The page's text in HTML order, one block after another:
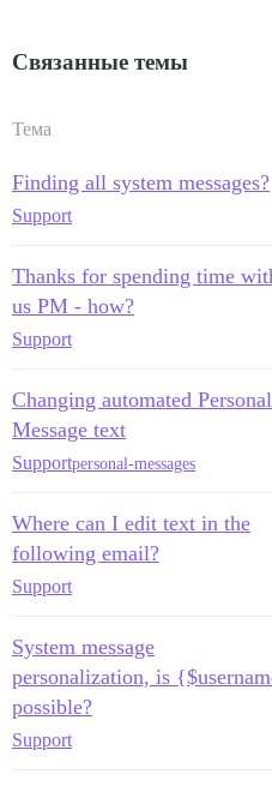
Связанные темы
Тема
Finding all system messages?
Support
Thanks for spending time
us PM - how?
Support
Changing automated Personal
Message text
Supportpersonal-messages
Where can I edit text in the
following email?
Support
System message
personalization, is
possible?
Support